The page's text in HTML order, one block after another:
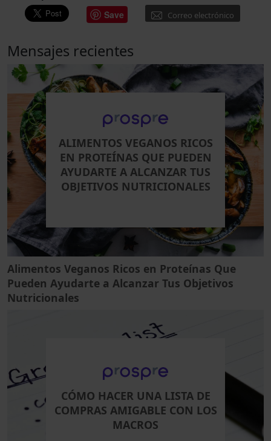
Save Correo electrónico
Mensajes recientes
ALIMENTOS VEGANOS RICOS
EN PROTEÍNAS QUE PUEDEN
AYUDARTE A ALCANZAR TUS
OBJETIVOS NUTRICIONALES
Alimentos Veganos Ricos en Proteínas Que
Pueden Ayudarte a Alcanzar Tus Objetivos
Nutricionales
CÓMO HACER UNA LISTA DE
COMPRAS AMIGABLE CON LOS
MACROS